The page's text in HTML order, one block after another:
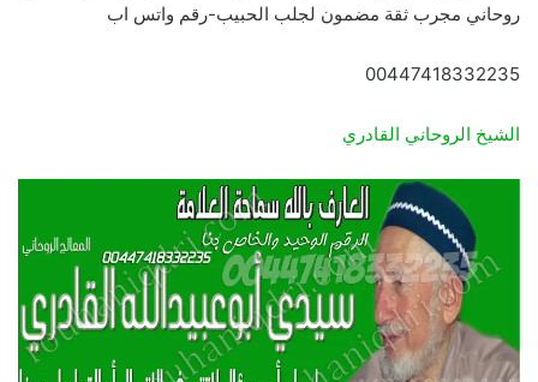
روحاني مجرب ثقة مضمون لجلب الحبيب-رقم واتس اب
00447418332235
الشيخ الروحاني القادري